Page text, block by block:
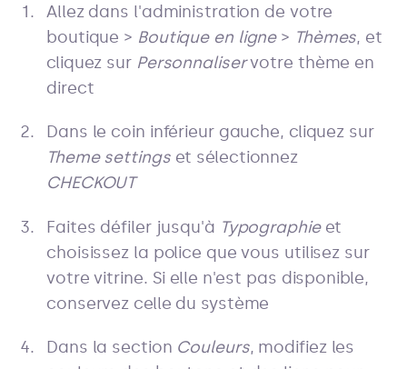
Allez dans l'administration de votre
boutique > Boutique en ligne> Thèmes, et
cliquez sur Personnaliservotre thème en
direct
Dans le coin inférieur gauche, cliquez sur
Theme settingset sélectionnez
CHECKOUT
Faites défiler jusqu'à Typographieet
choisissez la police que vous utilisez sur
votre vitrine. Si elle n'est pas disponible,
conservez celle du système
Dans la section Couleurs, modifiez les